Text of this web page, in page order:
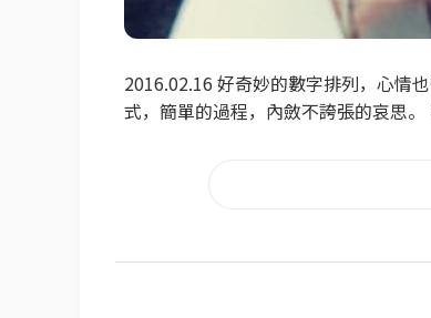
2016.02.16 好奇妙的數字排列，心情
式，簡單的過程，內斂不誇張的哀思